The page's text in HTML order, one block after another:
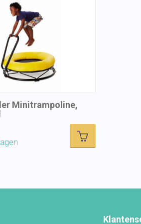
Minitrampoline,